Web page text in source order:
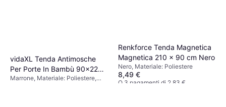
vidaXL Tenda Antimosche
Per Porte In Bambù 90x220
cm - Marrone
Marrone, Materiale: Poliestere,
Renkforce Tenda Magnetica
Magnetica 210 x 90 cm Nero
Nero, Materiale: Poliestere
8,49 €
O 3 pagamenti di 2,83 €